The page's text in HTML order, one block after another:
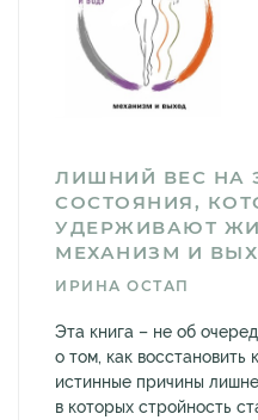
ЛИШНИЙ ВЕС НА
СОСТОЯНИЯ,
УДЕРЖИВАЮТ
МЕХАНИЗМ И
ИРИНА ОСТАП
Эта книга – не об
о том, как восстановить
истинные причины
в которых стройность